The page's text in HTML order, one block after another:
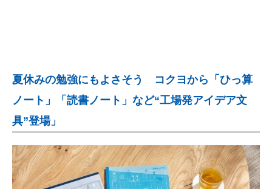
夏休みの勉強にもよさそう コクヨから「ひっ算
ノート」「読書ノート」など“工場発アイデア文
具”登場」